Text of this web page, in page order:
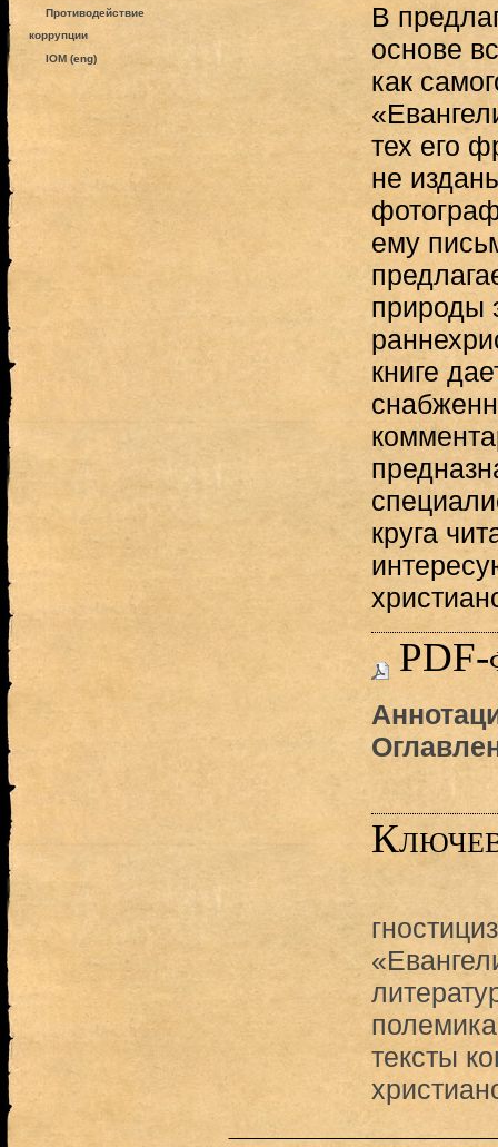
Противодействие
коррупции
IOM (eng)
В
основе
как
тех его
не
ему
природы
книге
круга
PDF-
тексты